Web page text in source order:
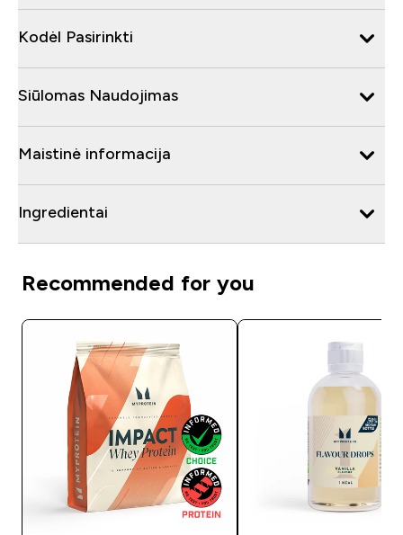
Kodėl Pasirinkti
Siūlomas Naudojimas
Maistinė informacija
Ingredientai
Recommended for you